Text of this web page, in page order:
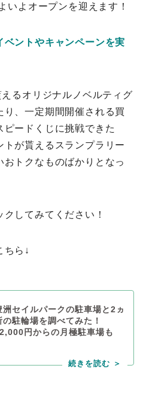
いよオープンを迎えます！
ベントやキャンペーンを実
るオリジナルノベルティグ
り、一定期間開催される買
ードくじに挑戦できた
トが貰えるスランプラリー
トクなものばかりとなっ
してみてください！
ちら↓
洲セイルパークの駐車場と2ヵ
の駐輪場を調べてみた！
円からの月極駐車場も